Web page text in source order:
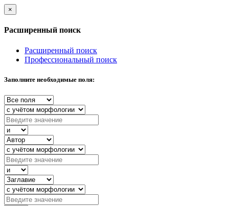
×
Расширенный поиск
Расширенный поиск
Профессиональный поиск
Заполните необходимые поля: